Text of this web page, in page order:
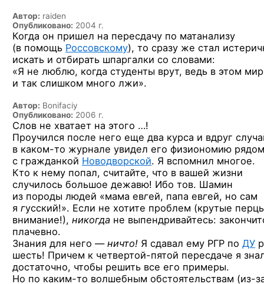
Автор: raiden
Опубликовано: 2004 г.
Когда он пришел на пересдачу по матанализу
(в помощь Россовскому), то сразу же стал
искать и отбирать шпаргалки со словами:
«Я не люблю, когда студенты врут, ведь в этом
и так слишком много лжи».
Автор: Bonifaciy
Опубликовано: 2006 г.
Слов не хватает на этого …!
Проучился после него еще два курса и вдруг
в каком-то журнале увидел его физиономию рядом
с гражданкой Новодворской. Я вспомнил многое.
Кто к нему попал, считайте, что в вашей жизни
случилось большое дежавю! Ибо тов. Шамин
из породы людей «мама евгей, папа евгей, но сам
я гусский!». Если не хотите проблем (крутые
внимание!), никогда не выпендривайтесь:
плачевно.
Знания для него — ничто! Я сдавал ему РГР по ДУ
шесть! Причем к четвертой-пятой пересдаче я
достаточно, чтобы решить все его примеры.
Но по каким-то волшебным обстоятельствам (из-